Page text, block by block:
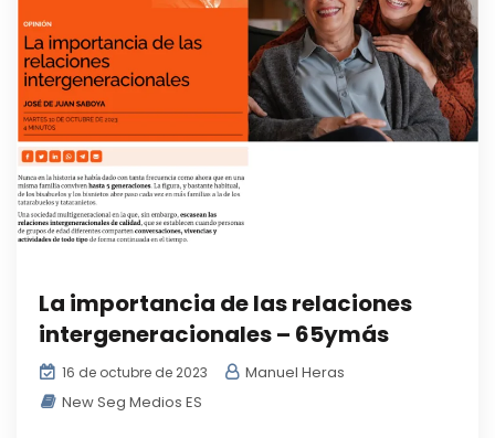
La importancia de las relaciones
intergeneracionales – 65ymás
16 de octubre de 2023
Manuel Heras
New Seg Medios ES